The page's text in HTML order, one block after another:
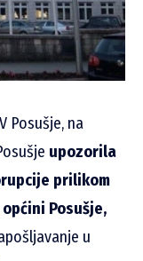
Posušje, na
upozorila
prilikom
Posušje,
u